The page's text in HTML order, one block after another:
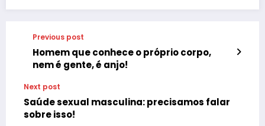
Previous post
Homem que conhece o próprio corpo,
nem é gente, é anjo!
Next post
Saúde sexual masculina: precisamos falar
sobre isso!